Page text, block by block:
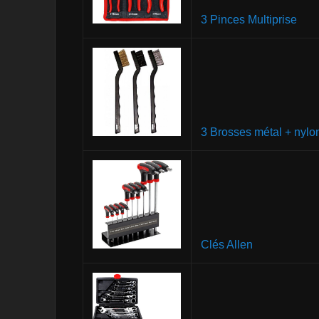
3 Pinces Multiprise
3 Brosses métal +
Clés Allen